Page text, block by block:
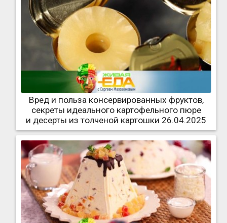
Вред и польза консервированных фруктов,
секреты идеального картофельного пюре
и десерты из толченой картошки 26.04.2025